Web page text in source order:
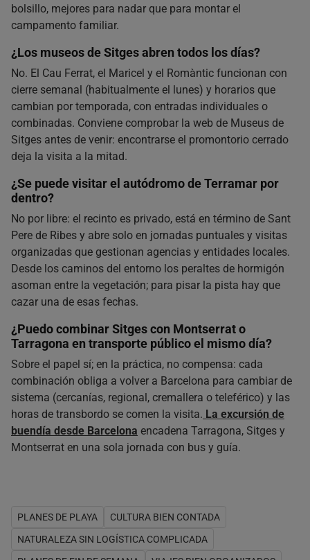
bolsillo, mejores para nadar que para montar el
campamento familiar.
¿Los museos de Sitges abren todos los días?
No. El Cau Ferrat, el Maricel y el Romàntic funcionan con
cierre semanal (habitualmente el lunes) y horarios que
cambian por temporada, con entradas individuales o
combinadas. Conviene comprobar la web de Museus de
Sitges antes de venir: encontrarse el promontorio cerrado
deja la visita a la mitad.
¿Se puede visitar el autódromo de Terramar por
dentro?
No por libre: el recinto es privado, está en término de Sant
Pere de Ribes y abre solo en jornadas puntuales y visitas
organizadas que gestionan agencias y entidades locales.
Desde los caminos del entorno los peraltes de hormigón
asoman entre la vegetación; para pisar la pista hay que
cazar una de esas fechas.
¿Puedo combinar Sitges con Montserrat o
Tarragona en transporte público el mismo día?
Sobre el papel sí; en la práctica, no compensa: cada
combinación obliga a volver a Barcelona para cambiar de
sistema (cercanías, regional, cremallera o teleférico) y las
horas de transbordo se comen la visita. La excursión de
buendía desde Barcelona encadena Tarragona, Sitges y
Montserrat en una sola jornada con bus y guía.
PLANES DE PLAYA
CULTURA BIEN CONTADA
NATURALEZA SIN LOGÍSTICA COMPLICADA